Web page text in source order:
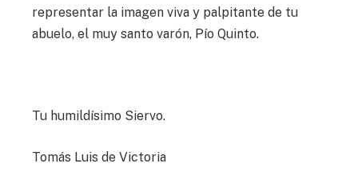
representar la imagen viva y palpitante de tu
abuelo, el muy santo varón, Pío Quinto.
Tu humildísimo Siervo.
Tomás Luis de Victoria